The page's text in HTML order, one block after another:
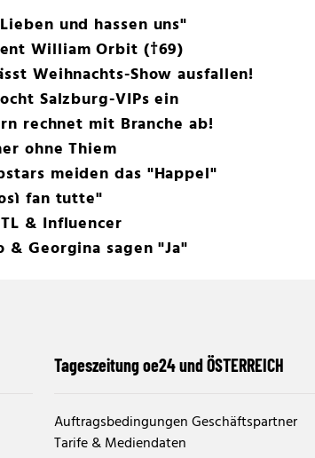
und hassen uns"
William Orbit (†69)
Weihnachts-Show ausfallen!
Salzburg-VIPs ein
rechnet mit Branche ab!
ohne Thiem
meiden das "Happel"
fan tutte"
& Influencer
Georgina sagen "Ja"
Tageszeitung oe24 und ÖSTERREICH
Auftragsbedingungen Geschäftspartner
Tarife & Mediendaten